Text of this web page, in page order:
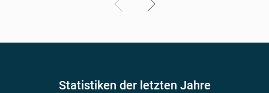
Statistiken der letzten Jahre